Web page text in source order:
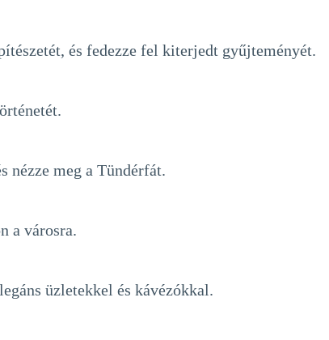
és fedezze fel kiterjedt gyűjteményét.
nézze meg a Tündérfát.
a városra.
üzletekkel és kávézókkal.